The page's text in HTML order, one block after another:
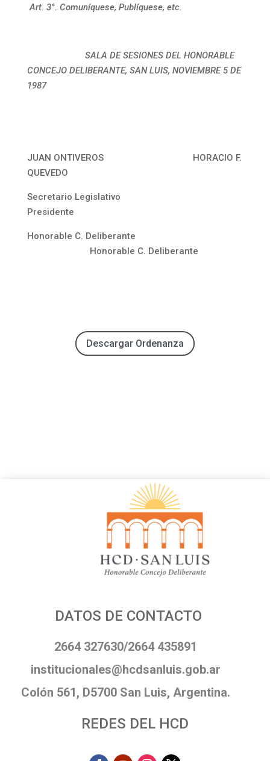
Art. 3°. Comuníquese, Publíquese, etc.
SALA DE SESIONES DEL HONORABLE
CONCEJO DELIBERANTE, SAN LUIS, NOVIEMBRE 5 DE
1987
JUAN ONTIVEROS HORACIO F.
QUEVEDO
Secretario Legislativo
Presidente
Honorable C. Deliberante
Honorable C. Deliberante
Descargar Ordenanza
DATOS DE CONTACTO
2664 327630/2664 435891
institucionales@hcdsanluis.gob.ar
Colón 561, D5700 San Luis, Argentina.
REDES DEL HCD